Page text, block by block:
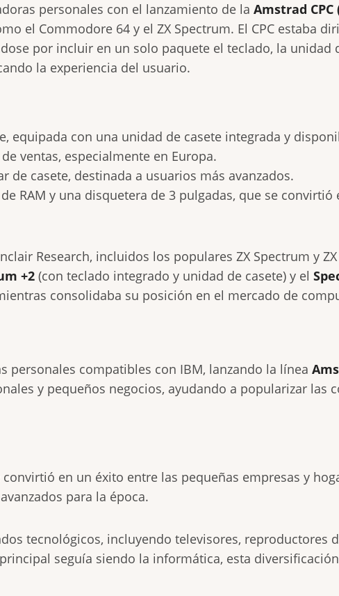
personales con el lanzamiento de la Amstrad CPC
el Commodore 64 y el ZX Spectrum. El CPC estaba
por incluir en un solo paquete el teclado, la unidad
la experiencia del usuario.
equipada con una unidad de casete integrada y
ventas, especialmente en Europa.
de casete, destinada a usuarios más avanzados.
RAM y una disquetera de 3 pulgadas, que se convirtió
Research, incluidos los populares ZX Spectrum y
+2 (con teclado integrado y unidad de casete) y el
consolidaba su posición en el mercado de
compatibles con IBM, lanzando la línea
y pequeños negocios, ayudando a popularizar las
en un éxito entre las pequeñas empresas y
para la época.
tecnológicos, incluyendo televisores, reproductores
seguía siendo la informática, esta